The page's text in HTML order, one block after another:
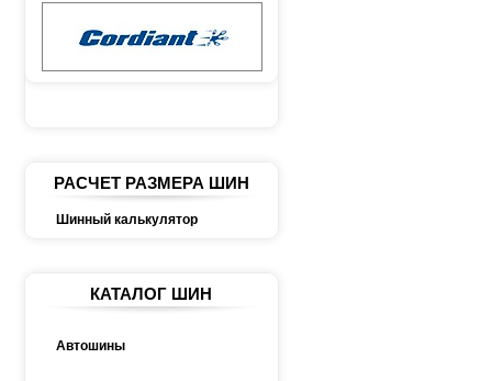
РАСЧЕТ РАЗМЕРА ШИН
Шинный калькулятор
КАТАЛОГ ШИН
Автошины